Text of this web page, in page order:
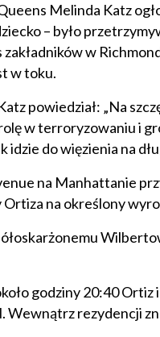
Melinda Katz
– było
zakładników w
w toku.
powiedział: „Na
w terroryzowaniu i
idzie do więzienia na
na Manhattanie
Ortiza na określony
godziny 20:40
Wewnątrz rezydencji